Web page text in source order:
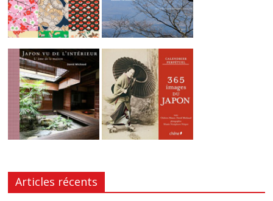
Articles récents